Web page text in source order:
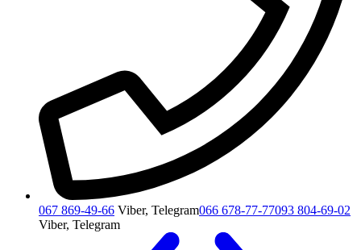
067 869-49-66 Viber, Telegram066 678-77-77093 804-69-02
Viber, Telegram